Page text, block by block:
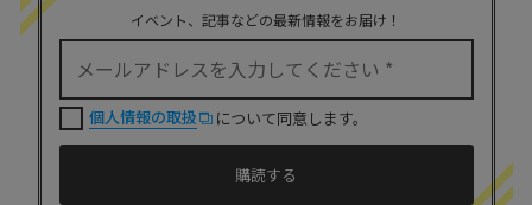
イベント、記事などの最新情報をお届け！
個人情報の取扱 について同意します。